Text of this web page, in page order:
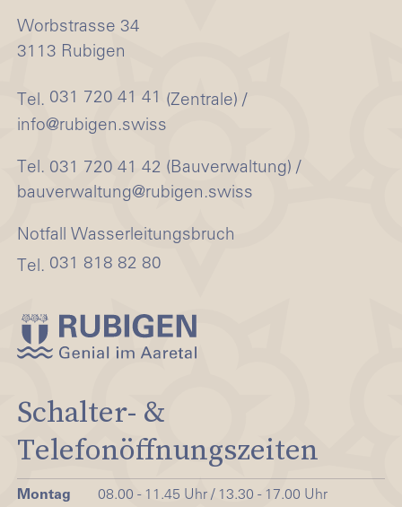
Worbstrasse 34
3113 Rubigen
Tel. 031 720 41 41
(Zentrale) /
info@rubigen.swiss
Tel. 031 720 41 42 (Bauverwaltung) /
bauverwaltung@rubigen.swiss
Notfall Wasserleitungsbruch
Tel. 031 818 82 80
Schalter- &
Telefonöffnungszeiten
Montag 08.00 - 11.45 Uhr / 13.30 - 17.00 Uhr